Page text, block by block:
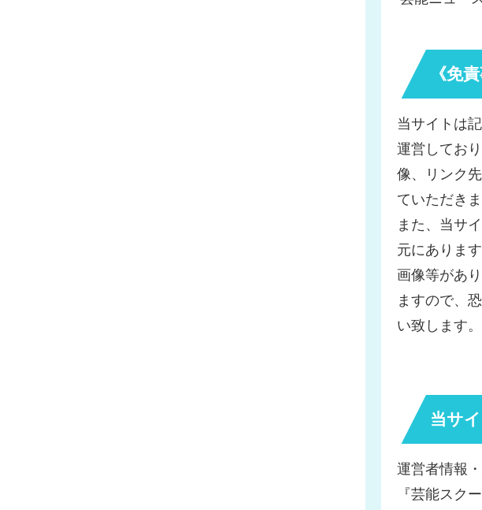
《免
当サイトは
運営してお
像、リンク
ていただき
また、当サ
元にありま
画像等があ
ますので、
い致します。
当サ
運営者情報
『芸能スク